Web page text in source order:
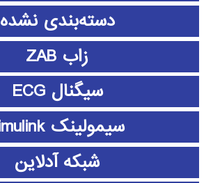
دسته‌بندی نشده
زاب ZAB
سیگنال ECG
سیمولینک simulink
شبکه آدلاین